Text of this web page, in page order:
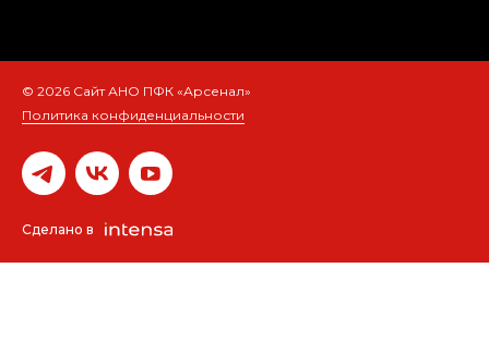
© 2026 Сайт АНО ПФК «Арсенал»
Политика конфиденциальности
Сделано в